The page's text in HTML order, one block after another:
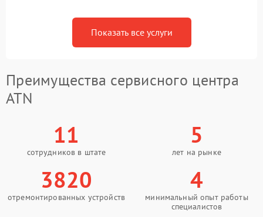
Показать все услуги
Преимущества сервисного центра
ATN
11
сотрудников в штате
5
лет на рынке
3820
отремонтированных устройств
4
минимальный опыт работы
специалистов